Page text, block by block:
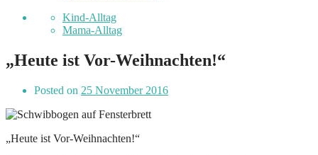
Kind-Alltag
Mama-Alltag
„Heute ist Vor-Weihnachten!“
Posted on 25 November 2016
„Heute ist Vor-Weihnachten!“